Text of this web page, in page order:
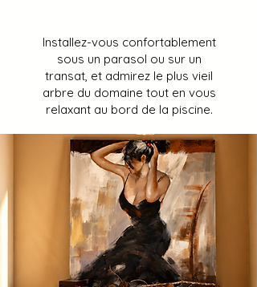
Installez-vous confortablement
sous un parasol ou sur un
transat, et admirez le plus vieil
arbre du domaine tout en vous
relaxant au bord de la piscine.